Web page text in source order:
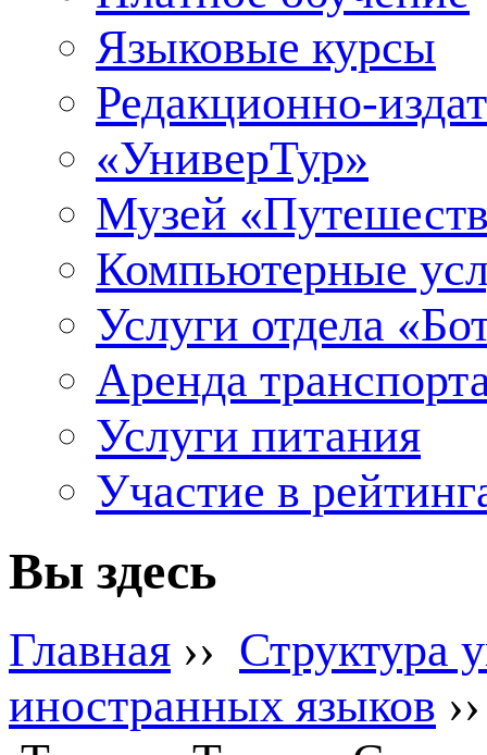
Языковые курсы
Редакционно-
«УниверТур»
Музей
Компьютерные
Услуги отдела
Аренда
Услуги питания
Участие в
Вы здесь
Главная ›› Структура
иностранных языков